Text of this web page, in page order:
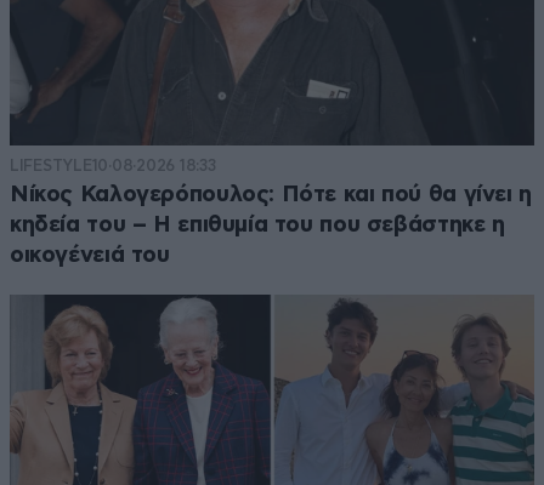
LIFESTYLE10·08·2026 18:33
Νίκος Καλογερόπουλος: Πότε και πού θα γίνει η
κηδεία του – Η επιθυμία του που σεβάστηκε η
οικογένειά του